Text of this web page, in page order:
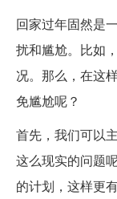
回家过年固然是
扰和尴尬。比如
况。那么，在这
免尴尬呢？
首先，我们可以
这么现实的问题
的计划，这样更